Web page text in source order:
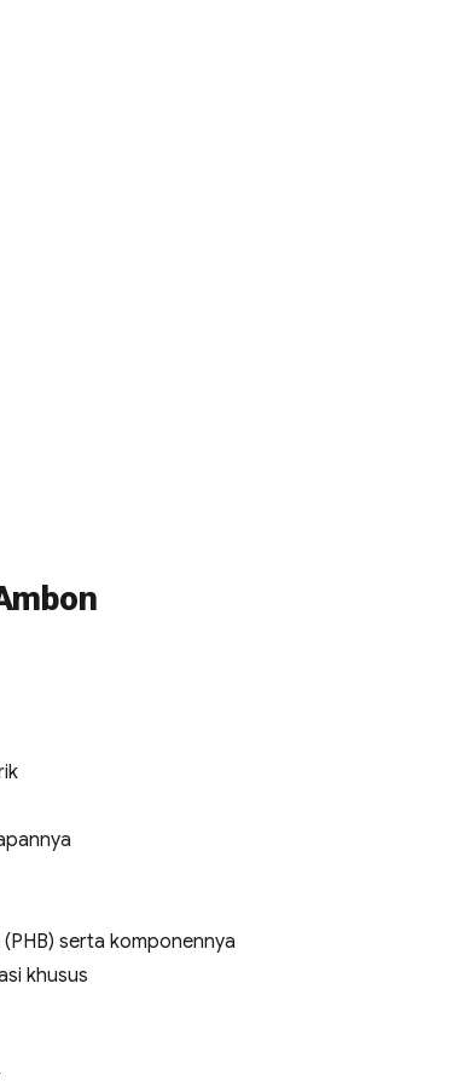
serta komponennya
khusus